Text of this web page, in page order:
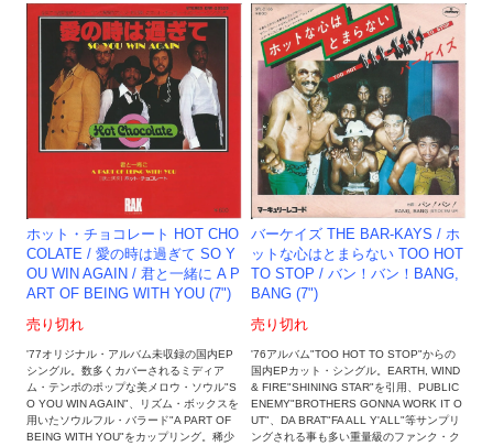
ホット・チョコレート HOT CHO
COLATE / 愛の時は過ぎて SO Y
OU WIN AGAIN / 君と一緒に A P
ART OF BEING WITH YOU (7")
売り切れ
'77オリジナル・アルバム未収録の国内EP
シングル。数多くカバーされるミディア
ム・テンポのポップな美メロウ・ソウル"S
O YOU WIN AGAIN"、リズム・ボックスを
用いたソウルフル・バラード"A PART OF
BEING WITH YOU"をカップリング。稀少
バーケイズ THE BAR-KAYS / ホ
ットな心はとまらない TOO HOT
TO STOP / バン！バン！BANG,
BANG (7")
売り切れ
'76アルバム"TOO HOT TO STOP"からの
国内EPカット・シングル。EARTH, WIND
& FIRE"SHINING STAR"を引用、PUBLIC
ENEMY"BROTHERS GONNA WORK IT O
UT"、DA BRAT"FA ALL Y'ALL"等サンプリ
ングされる事も多い重量級のファンク・ク